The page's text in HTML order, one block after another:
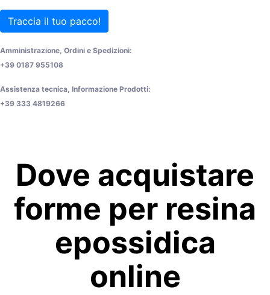
Traccia il tuo pacco!
Amministrazione, Ordini e Spedizioni:
+39 0187 955108
Assistenza tecnica, Informazione Prodotti:
+39 333 4819266
Dove acquistare
forme per resina
epossidica
online